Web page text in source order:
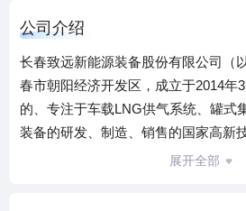
公司介绍
长春致远新能源装备股份有限公司（
春市朝阳经济开发区，成立于2014年
的、专注于车载LNG供气系统、罐式
装备的研发、制造、销售的国家高新
日成功登陆深圳创业板资本市场，股
展开全部